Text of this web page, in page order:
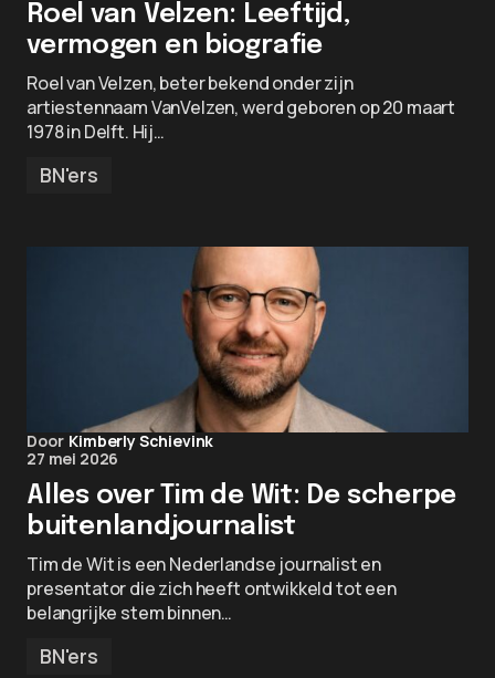
Roel van Velzen: Leeftijd,
vermogen en biografie
Roel van Velzen, beter bekend onder zijn
artiestennaam VanVelzen, werd geboren op 20 maart
1978 in Delft. Hij…
BN'ers
Door Kimberly Schievink
27 mei 2026
Alles over Tim de Wit: De scherpe
buitenlandjournalist
Tim de Wit is een Nederlandse journalist en
presentator die zich heeft ontwikkeld tot een
belangrijke stem binnen…
BN'ers